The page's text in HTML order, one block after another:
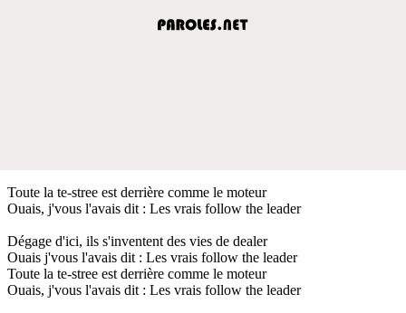
Toute la te-stree est derrière comme le moteur
Ouais, j'vous l'avais dit : Les vrais follow the leader
Dégage d'ici, ils s'inventent des vies de dealer
Ouais j'vous l'avais dit : Les vrais follow the leader
Toute la te-stree est derrière comme le moteur
Ouais, j'vous l'avais dit : Les vrais follow the leader